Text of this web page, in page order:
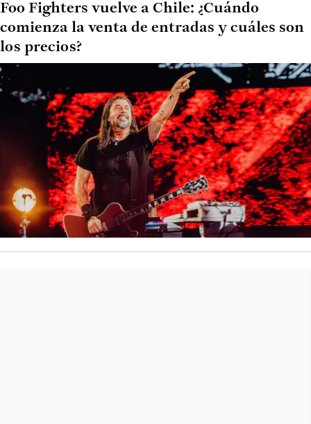
Foo Fighters vuelve a Chile: ¿Cuándo
comienza la venta de entradas y cuáles son
los precios?